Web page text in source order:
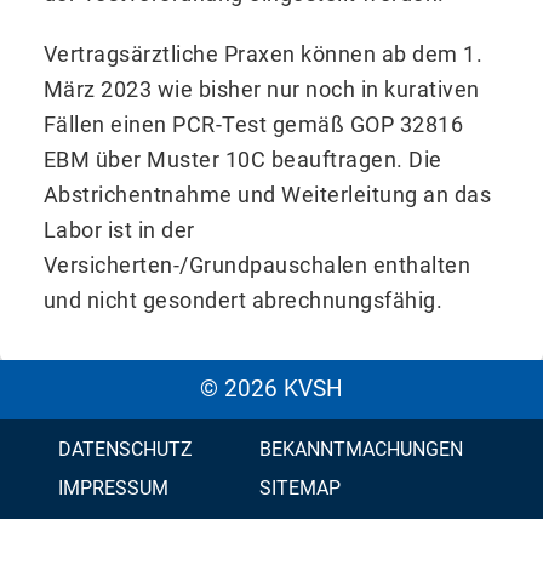
Vertragsärztliche Praxen können ab dem 1.
März 2023 wie bisher nur noch in kurativen
Fällen einen PCR-Test gemäß GOP 32816
EBM über Muster 10C beauftragen. Die
Abstrichentnahme und Weiterleitung an das
Labor ist in der
Versicherten-/Grundpauschalen enthalten
und nicht gesondert abrechnungsfähig.
© 2026 KVSH
DATENSCHUTZ
BEKANNTMACHUNGEN
IMPRESSUM
SITEMAP